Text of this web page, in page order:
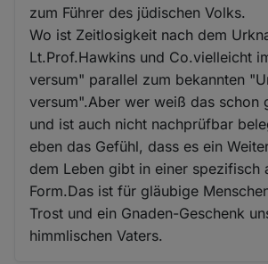
zum Führer des jüdischen Volks.
Wo ist Zeitlosigkeit nach dem
Lt.Prof.Hawkins und Co.vielleicht
versum" parallel zum bekannten
versum".Aber wer weiß das schon
und ist auch nicht nachprüfbar
eben das Gefühl, dass es ein
dem Leben gibt in einer spezifisch
Form.Das ist für gläubige
Trost und ein Gnaden-Geschenk
himmlischen Vaters.